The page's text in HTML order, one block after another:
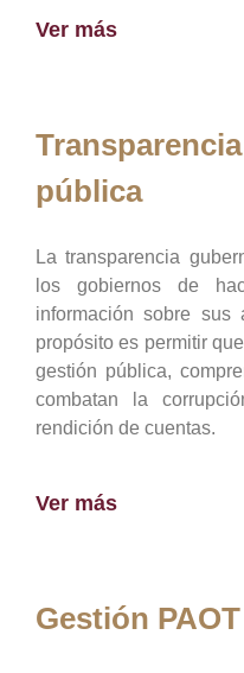
Ver más
pública
La transparencia
los gobiernos de
información sobre sus
propósito es permitir
gestión pública,
combatan la
rendición de cuentas.
Ver más
Gestión PAOT